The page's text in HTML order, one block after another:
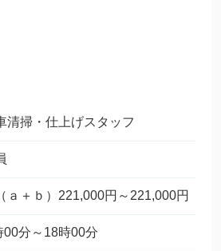
清掃・仕上げスタッフ
ａ＋ｂ）221,000円～221,000円
00分～18時00分